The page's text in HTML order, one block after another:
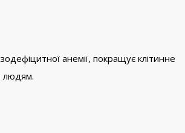
анемії, покращує клітинне
людям.